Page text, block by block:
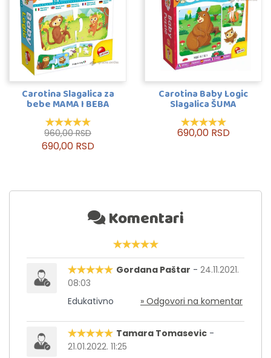
Carotina Slagalica za
bebe MAMA I BEBA
960,00 RSD
690,00 RSD
Carotina Baby Logic
Slagalica ŠUMA
690,00 RSD
Komentari
Gordana Paštar - 24.11.2021.
08:03
Edukativno
» Odgovori na komentar
Tamara Tomasevic -
21.01.2022. 11:25